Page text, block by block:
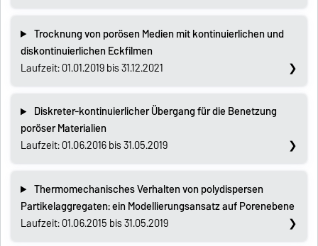
Trocknung von porösen Medien mit kontinuierlichen und
diskontinuierlichen Eckfilmen
Laufzeit: 01.01.2019 bis 31.12.2021
Diskreter-kontinuierlicher Übergang für die Benetzung
poröser Materialien
Laufzeit: 01.06.2016 bis 31.05.2019
Thermomechanisches Verhalten von polydispersen
Partikelaggregaten: ein Modellierungsansatz auf Porenebene
Laufzeit: 01.06.2015 bis 31.05.2019